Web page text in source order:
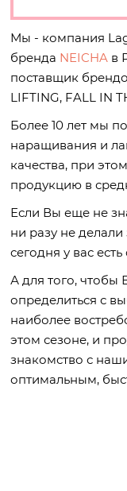
Мы - компания
бренда NEICHA в
поставщик
LIFTING, FALL IN
Более 10 лет мы
наращивания и
качества, при
продукцию в
Если Вы еще не
ни разу не
сегодня у вас
А для того,
определиться с
наиболее
этом сезоне, и
знакомство с
оптимальным,